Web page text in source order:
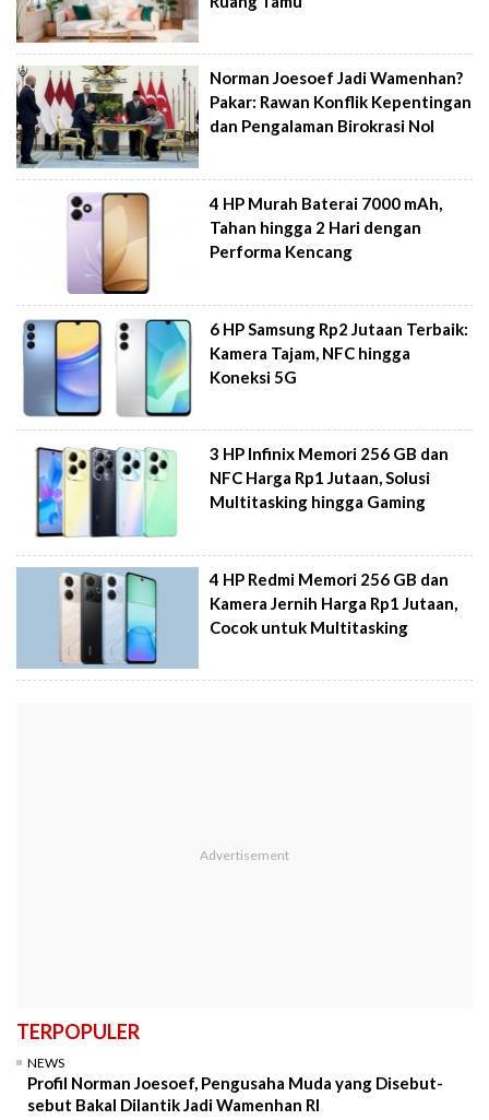
Norman Joesoef Jadi Wamenhan?
Pakar: Rawan Konflik Kepentingan
dan Pengalaman Birokrasi Nol
4 HP Murah Baterai 7000 mAh,
Tahan hingga 2 Hari dengan
Performa Kencang
6 HP Samsung Rp2 Jutaan Terbaik:
Kamera Tajam, NFC hingga
Koneksi 5G
3 HP Infinix Memori 256 GB dan
NFC Harga Rp1 Jutaan, Solusi
Multitasking hingga Gaming
4 HP Redmi Memori 256 GB dan
Kamera Jernih Harga Rp1 Jutaan,
Cocok untuk Multitasking
TERPOPULER
NEWS
Profil Norman Joesoef, Pengusaha Muda yang Disebut-
sebut Bakal Dilantik Jadi Wamenhan RI